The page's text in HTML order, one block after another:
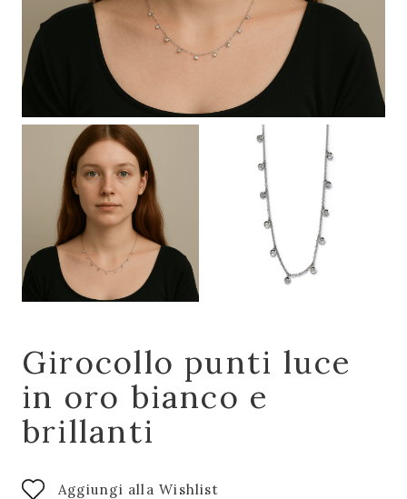
Girocollo punti luce
in oro bianco e
brillanti
Aggiungi alla Wishlist